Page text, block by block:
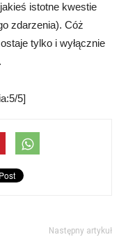
istotne kwestie
zdarzenia). Cóż
tylko i wyłącznie
5]
Następny artykuł